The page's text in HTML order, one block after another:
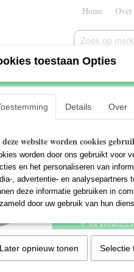
Home Over
Trek
✘Niet op voorraad
Framemaat
IN
toestaan Opties
Details Over
website worden cookies
worden door ons gebruikt voor
en het personaliseren van
, advertentie- en analysepartners
deze informatie gebruiken in
door uw gebruik van hun
Later opnieuw tonen Selectie